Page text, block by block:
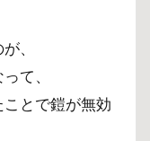
、
て、
とで鎧が無効